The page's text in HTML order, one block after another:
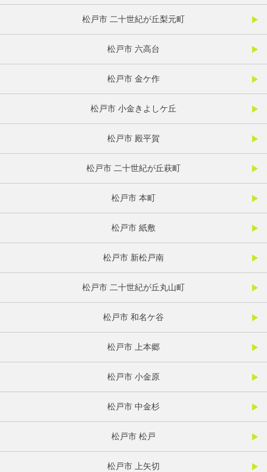
松戸市 二十世紀が丘梨元町
松戸市 六高台
松戸市 金ケ作
松戸市 小金きよしケ丘
松戸市 殿平賀
松戸市 二十世紀が丘萩町
松戸市 本町
松戸市 紙敷
松戸市 新松戸南
松戸市 二十世紀が丘丸山町
松戸市 和名ケ谷
松戸市 上本郷
松戸市 小金原
松戸市 中金杉
松戸市 松戸
松戸市 上矢切